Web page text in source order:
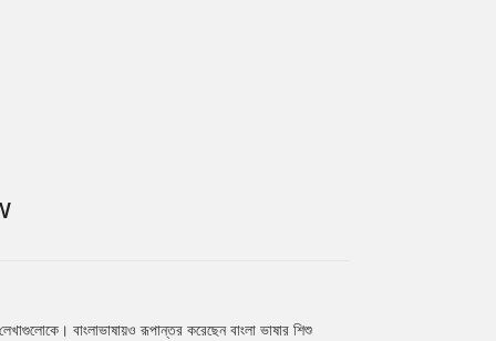
বাংলাভাষায়ও রূপান্তর করেছেন বাংলা ভাষার শিশু